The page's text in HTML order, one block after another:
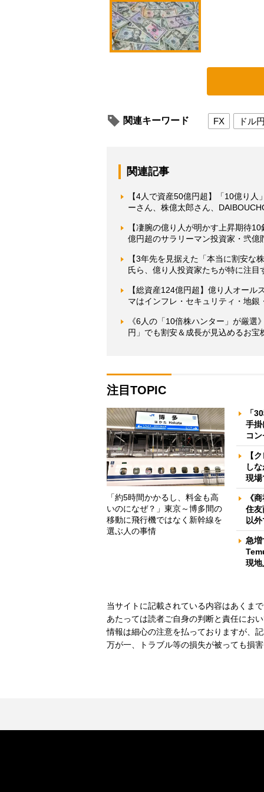
関連キーワード FX ドル
関連記事
【4人で資産50億円超】「10億り
ーさん、株億太郎さん、
【凄腕の億り人が明かす上昇期待
億円超のサラリーマン投資家・弐
【3年先を見据えた「本当に割安な
氏ら、億り人投資家たちが特に注
【総資産124億円超】億り人オー
マはインフレ・セキュリティ・地
《6人の「10倍株ハンター」が厳選
円」でも割安＆成長が見込めるお
注目TOPIC
「約5時間かかるし、料金も高
いのになぜ？」東京～博多間の
移動に飛行機ではなく新幹線を
選ぶ人の事情
「
手
コ
【
し
現場
《
住
以
急
現地
当サイトに記載されている内容はあくま
あたっては読者ご自身の判断と責任にお
情報は細心の注意を払っておりますが、
万が一、トラブル等の損失が被っても損